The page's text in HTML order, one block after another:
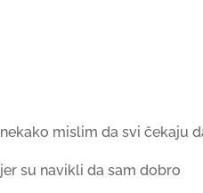
nekako mislim da svi čekaju
jer su navikli da sam dobro